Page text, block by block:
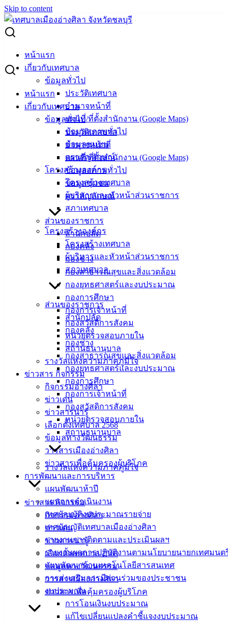
Skip to content
หน้าแรก
เกี่ยวกับเทศบาล
ข้อมูลทั่วไป
ประวัติเทศบาล
อำนาจหน้าที่
แผนที่/ที่ตั้งสำนักงาน (Google Maps)
ข้อมูลสภาพทั่วไป
ข้อมูลชุมชน
ตราสัญลักษณ์
โครงสร้างองค์กร
โครงสร้างเทศบาล
ผู้บริหารและหัวหน้าส่วนราชการ
สภาเทศบาล
ส่วนของราชการ
สำนักปลัด
กองคลัง
กองช่าง
กองสาธารณสุขและสิ่งแวดล้อม
กองยุทธศาสตร์และงบประมาณ
กองการศึกษา
กองการเจ้าหน้าที่
กองสวัสดิการสังคม
หน่วยตรวจสอบภายใน
สถานธนานุบาล
รางวัลแห่งความภาคภูมิใจ
ข่าวสาร กิจกรรม
กิจกรรมอ่างศิลา
ข่าวเด่น
ข่าวสารน่ารู้
เลือกตั้งเทศบาล 2568
ข้อมูลทางวัฒนธรรม
วารสารเมืองอ่างศิลา
ข่าวสารเพื่อคุ้มครองผู้บริโภค
การพัฒนาและการบริหาร
แผนพัฒนาห้าปี
แผนการดำเนินงาน
เทศบัญญัติงบประมาณรายจ่าย
เทศบัญญัติเทศบาลเมืองอ่างศิลา
รายงานการติดตามและประเมินผลฯ
รายงานผลการปฏิบัติงานตามนโยบายนายกเทศมนต
แผนพัฒนาด้านเทคโนโลยีสารสนเทศ
การส่งเสริมการมีส่วนร่วมของประชาชน
งบประมาณ
การโอนเงินงบประมาณ
แก้ไขเปลี่ยนแปลงคำชี้แจงงบประมาณ
หน้าแรก
เกี่ยวกับเทศบาล
ข้อมูลทั่วไป
ประวัติเทศบาล
อำนาจหน้าที่
แผนที่/ที่ตั้งสำนักงาน (Google Maps)
ข้อมูลสภาพทั่วไป
ข้อมูลชุมชน
ตราสัญลักษณ์
โครงสร้างองค์กร
โครงสร้างเทศบาล
ผู้บริหารและหัวหน้าส่วนราชการ
สภาเทศบาล
ส่วนของราชการ
สำนักปลัด
กองคลัง
กองช่าง
กองสาธารณสุขและสิ่งแวดล้อม
กองยุทธศาสตร์และงบประมาณ
กองการศึกษา
กองการเจ้าหน้าที่
กองสวัสดิการสังคม
หน่วยตรวจสอบภายใน
สถานธนานุบาล
รางวัลแห่งความภาคภูมิใจ
ข่าวสาร กิจกรรม
กิจกรรมอ่างศิลา
ข่าวเด่น
ข่าวสารน่ารู้
เลือกตั้งเทศบาล 2568
ข้อมูลทางวัฒนธรรม
วารสารเมืองอ่างศิลา
ข่าวสารเพื่อคุ้มครองผู้บริโภค
Search for:
ชาวเมืองดอกคำใต้ ชื่นชมตึกมหาราช ตึกราชินี อัตลักษณ์
โบราณสถานชายฝั่งทะเลเมืองอ่างศิลา
ชาวเมืองดอกคำใต้ ชื่นชมตึกมหาราช ตึก
ราชินี อัตลักษณ์โบราณสถานชายฝั่งทะเล
เมืองอ่างศิลา
มีนาคม 8, 2024มีนาคม 18, 2024 vichakarn
ที่พิพิธภัณฑ์เฉลิมพระเกียรติ 72 พรรษามหาราช (ตึกมหาราช
ตึกราชินี) นายพงษ์พันธ์ เกิดอ้น รองนายกเทศมนตรีเมืองอ่าง
ศิลา นำหัวหน้าส่วนราชการและบุคลากรเทศบาลเมืองอ่างศิลา
ร่วมต้อนรับคณะผู้บริหาร สมาชิกสภาเทศบาล และบุคลากร
เทศบาลเมืองดอกคำใต้ ต.ดอนศรีชุม อ.ดอกคำใต้ จ.พะเยา ใน
โอกาสเดินทางมาศึกษาดูงานในพื้นที่เมืองท่องเที่ยวชายฝั่งทะเล
ภาคตะวันออก ในโครงการพัฒนาศักยภาพบุคลากรเทศบาล
เมืองดอกคำใต้ ประจำปีงบประมาณ พ.ศ. 2567 โดยแลกเปลี่ยน
เรียนรู้การบริหารจัดการ และส่งเสริมรายได้จากผลิตภัณฑ์ท้อง
ถิ่น รวมถึงการบริหารจัดการแหล่งท่องเที่ยวอย่างยั่งยืน ซึ่งคณะ
ศึกษาดูงานได้แสดงความรู้สึกถึงความประทับใจกับแหล่งท่อง
เที่ยวโบราณสถานที่สวยงามและตั้งอยู่ชายทะเลในเขตเทศบาล
เมืองอ่างศิลา ถือเป็นอัตลักษณ์ล้ำค่าที่หาชมได้ยาก
: งานบริการและเผยแพร่วิชาการ กองยุทธศาสตร์และงบ
ประมาณ เทศบาลเมืองอ่างศิลา